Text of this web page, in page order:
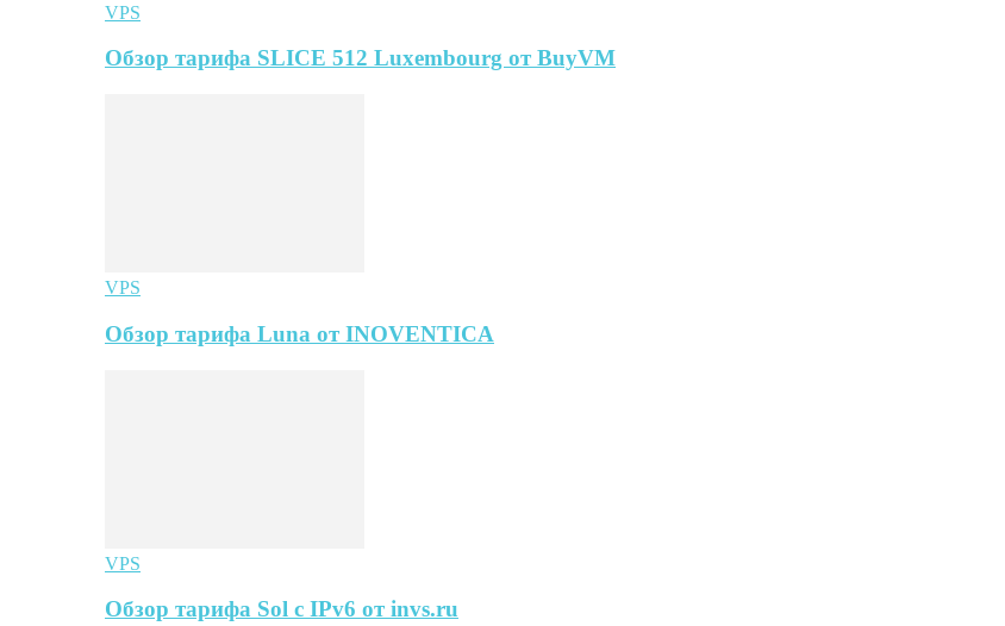
VPS
Обзор тарифа SLICE 512 Luxembourg от BuyVM
VPS
Обзор тарифа Luna от INOVENTICA
VPS
Обзор тарифа Sol с IPv6 от invs.ru